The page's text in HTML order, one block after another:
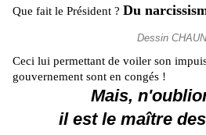
Que fait le Président ? Du
Dessin
Ceci lui permettant de voiler son
gouvernement sont en congés !
Mais,
il est le maître